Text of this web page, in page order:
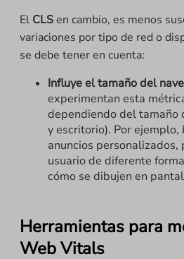
El CLSen cambio, es menos
variaciones por tipo de red o
se debe tener en cuenta:
Influye el tamaño del
experimentan esta
dependiendo del tamaño
y escritorio). Por ejemplo,
anuncios
usuario de diferente
cómo se dibujen en
Herramientas para
Web Vitals